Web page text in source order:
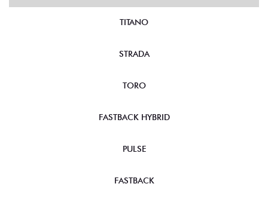
TITANO
STRADA
TORO
FASTBACK HYBRID
PULSE
FASTBACK